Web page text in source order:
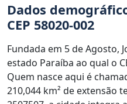
Dados
CEP 58020-002
Fundada em 5 de Agosto,
estado Paraíba ao qual o
Quem nasce aqui é
210,044 km² de extensão